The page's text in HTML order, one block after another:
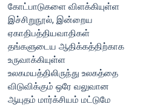
கோட்பாடுகளை விளக்கியுள்ள
இச்சிறுநூல், இன்றைய
ஏகாதிபத்தியவாதிகள்
தங்களுடைய ஆதிக்கத்திற்காக
உருவாக்கியுள்ள
உலகமயத்திலிருந்து உலகத்தை
விடுவிக்கும் ஒரே வலுவான
ஆயுதம் மார்க்சியம் மட்டுமே